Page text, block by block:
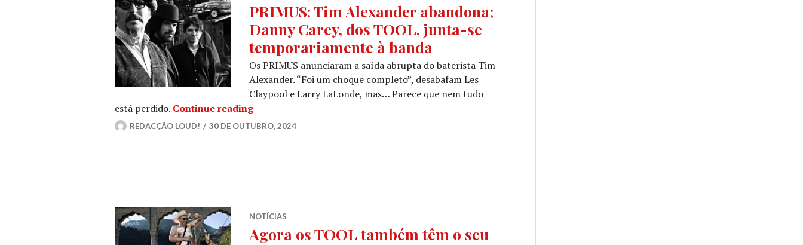
PRIMUS: Tim Alexander abandona;
Danny Carey, dos TOOL, junta-se
temporariamente à banda
Os PRIMUS anunciaram a saída abrupta do baterista Tim
Alexander. “Foi um choque completo”, desabafam Les
Claypool e Larry LaLonde, mas… Parece que nem tudo
está perdido. Continue readingPRIMUS: Tim Alexander abandona; Danny Carey, dos TOOL, junta-se temporariamente à banda
REDACÇÃO LOUD! 30 DE OUTUBRO, 2024
NOTÍCIAS
Agora os TOOL também têm o seu